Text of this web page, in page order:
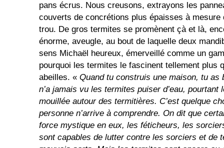
pans écrus. Nous creusons, extrayons les
couverts de concrétions plus épaisses à mesure
trou. De gros termites se promènent çà et là,
énorme, aveugle, au bout de laquelle deux
sens Michaël heureux, émerveillé comme un
pourquoi les termites le fascinent tellement plus
abeilles. « Quand tu construis une maison, tu as
n’a jamais vu les termites puiser d’eau,
mouillée autour des termitières. C’est quelque
personne n’arrive à comprendre. On dit que
force mystique en eux, les féticheurs, les
sont capables de lutter contre les sorciers et de